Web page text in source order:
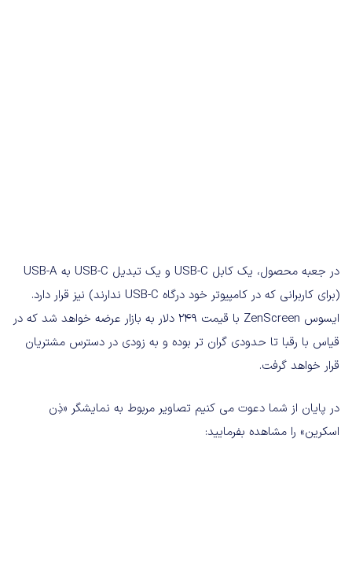
در جعبه محصول، یک کابل USB-C و یک تبدیل USB-C به USB-A
(برای کاربرانی که در کامپیوتر خود درگاه USB-C ندارند) نیز قرار دارد.
ایسوس ZenScreen با قیمت 249 دلار به بازار عرضه خواهد شد که در
قیاس با رقبا تا حدودی گران تر بوده و به زودی در دسترس مشتریان
قرار خواهد گرفت.
در پایان از شما دعوت می کنیم تصاویر مربوط به نمایشگر «ذِن
اسکرین» را مشاهده بفرمایید: